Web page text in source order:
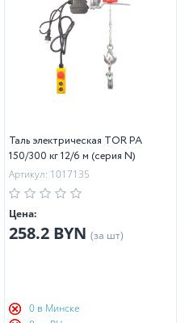
Таль электрическая TOR PA
150/300 кг 12/6 м (серия N)
Артикул: 1017135
Цена:
258.2 BYN (за шт)
0 в Минске